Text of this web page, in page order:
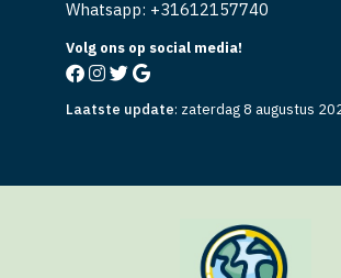
Laatste update